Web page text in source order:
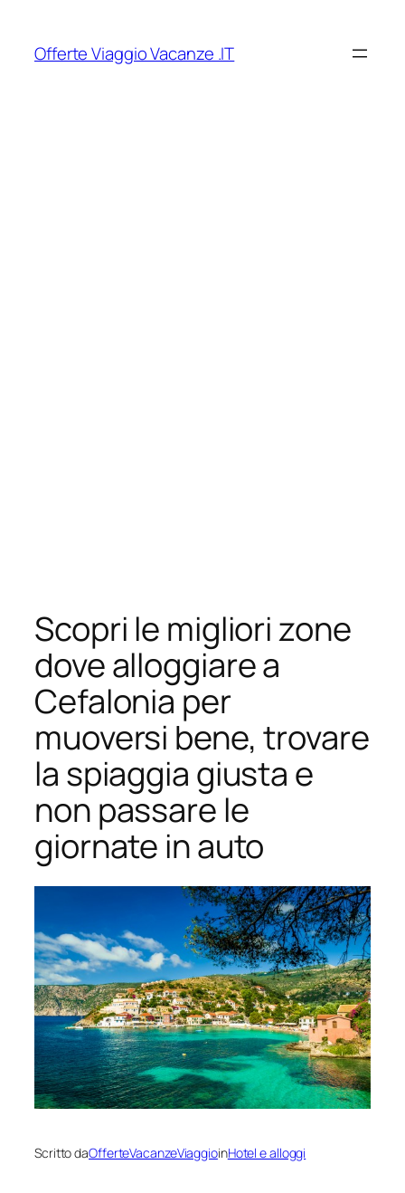
contenuto
Offerte Viaggio Vacanze .IT
Scopri le migliori zone
dove alloggiare a
Cefalonia per
muoversi bene, trovare
la spiaggia giusta e
non passare le
giornate in auto
Scritto daOfferteVacanzeViaggioinHotel e alloggi